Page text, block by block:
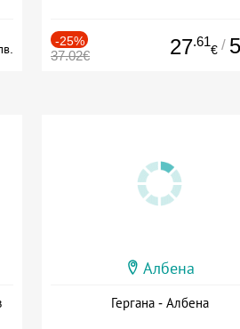
-25%
37.02€ 27.61
€ /
Албена
Гергана - Албена